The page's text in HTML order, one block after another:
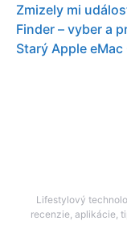
Zmizely mi
Finder – vyber a
Starý Apple
Lifestylový
recenzie, aplikácie,